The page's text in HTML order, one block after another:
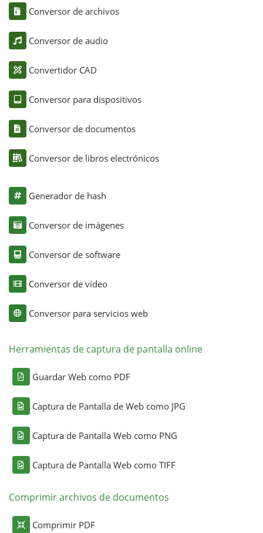
Conversor de archivos
Conversor de audio
Convertidor CAD
Conversor para dispositivos
Conversor de documentos
Conversor de libros electrónicos
Generador de hash
Conversor de imágenes
Conversor de software
Conversor de vídeo
Conversor para servicios web
Herramientas de captura de pantalla online
Guardar Web como PDF
Captura de Pantalla de Web como JPG
Captura de Pantalla Web como PNG
Captura de Pantalla Web como TIFF
Comprimir archivos de documentos
Comprimir PDF